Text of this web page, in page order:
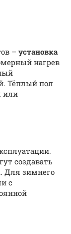
– установка
нагрев
Тёплый пол
или
создавать
Для зимнего
с